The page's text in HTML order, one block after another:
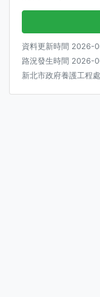
資料更新時間 2026-
路況發生時間 2026-
新北市政府養護工程